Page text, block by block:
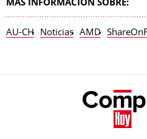
AU-CH Noticias AMD